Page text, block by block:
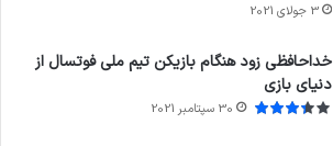
3 جولای 2021
خداحافظی زود هنگام بازیکن تیم ملی فوتسال از
دنیای بازی
30 سپتامبر 2021